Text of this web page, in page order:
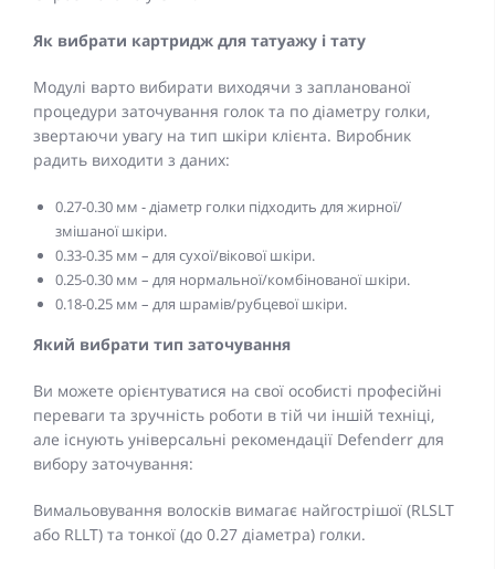
Як вибрати картридж для татуажу і тату
Модулі варто вибирати виходячи з запланованої
процедури заточування голок та по діаметру голки,
звертаючи увагу на тип шкіри клієнта. Виробник
радить виходити з даних:
0.27-0.30 мм - діаметр голки підходить для жирної/
змішаної шкіри.
0.33-0.35 мм – для сухої/вікової шкіри.
0.25-0.30 мм – для нормальної/комбінованої шкіри.
0.18-0.25 мм – для шрамів/рубцевої шкіри.
Який вибрати тип заточування
Ви можете орієнтуватися на свої особисті професійні
переваги та зручність роботи в тій чи іншій техніці,
але існують універсальні рекомендації Defenderr для
вибору заточування:
Вимальовування волосків вимагає найгострішої (RLSLT
або RLLT) та тонкої (до 0.27 діаметра) голки.